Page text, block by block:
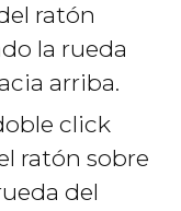
ratón
la rueda
arriba.
click
ratón sobre
del